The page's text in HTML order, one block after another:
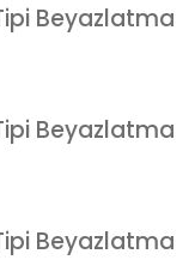
Tipi Beyazlatma
Tipi Beyazlatma
Tipi Beyazlatma